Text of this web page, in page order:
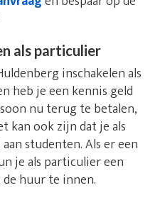
als particulier
inschakelen als
heb je een kennis geld
nu terug te betalen,
kan ook zijn dat je als
studenten. Als er een
je als particulier een
huur te innen.